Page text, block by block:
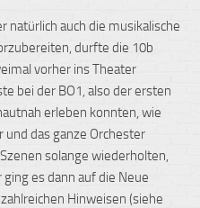
natürlich auch die musikalische
durfte die 10b
vorher ins Theater
bei der BO1, also der ersten
erleben konnten, wie
und das ganze Orchester
solange wiederholten,
ging es dann auf die Neue
Hinweisen (siehe